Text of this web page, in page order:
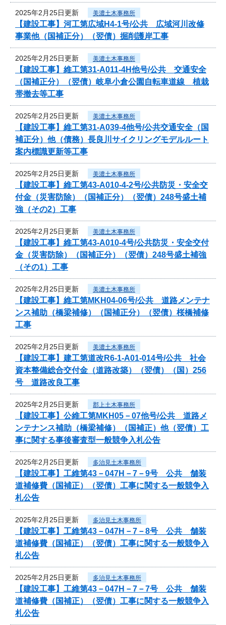
2025年2月25日更新 美濃土木事務所
【建設工事】河工第広域H4-1号/公共 広域河川改修
事業他（国補正分）（翌債）掘削護岸工事
2025年2月25日更新 美濃土木事務所
【建設工事】維工第31-A011-4H他号/公共 交通安全
（国補正分）（翌債）岐阜小倉公園自転車道線 植栽
帯撤去等工事
2025年2月25日更新 美濃土木事務所
【建設工事】維工第31-A039-4他号/公共交通安全（国
補正分）他（債務）長良川サイクリングモデルルート
案内標識更新等工事
2025年2月25日更新 美濃土木事務所
【建設工事】維工第43-A010-4-2号/公共防災・安全交
付金（災害防除）（国補正分）（翌債）248号盛土補
強（その2）工事
2025年2月25日更新 美濃土木事務所
【建設工事】維工第43-A010-4号/公共防災・安全交付
金（災害防除）（国補正分）（翌債）248号盛土補強
（その1）工事
2025年2月25日更新 美濃土木事務所
【建設工事】維工第MKH04-06号/公共 道路メンテナ
ンス補助（橋梁補修）（国補正分）（翌債）桜橋補修
工事
2025年2月25日更新 美濃土木事務所
【建設工事】建工第道改R6-1-A01-014号/公共 社会
資本整備総合交付金（道路改築）（翌債）（国）256
号 道路改良工事
2025年2月25日更新 郡上土木事務所
【建設工事】公維工第MKH05－07他号/公共 道路メ
ンテナンス補助（橋梁補修）（国補正）他（翌債）工
事に関する事後審査型一般競争入札公告
2025年2月25日更新 多治見土木事務所
【建設工事】工維第43－047H－7－9号 公共 舗装
道補修費（国補正）（翌債）工事に関する一般競争入
札公告
2025年2月25日更新 多治見土木事務所
【建設工事】工維第43－047H－7－8号 公共 舗装
道補修費（国補正）（翌債）工事に関する一般競争入
札公告
2025年2月25日更新 多治見土木事務所
【建設工事】工維第43－047H－7－7号 公共 舗装
道補修費（国補正）（翌債）工事に関する一般競争入
札公告